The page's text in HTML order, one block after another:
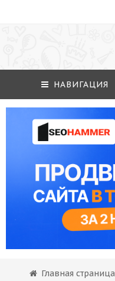
НАВИГАЦИЯ
Главная страница